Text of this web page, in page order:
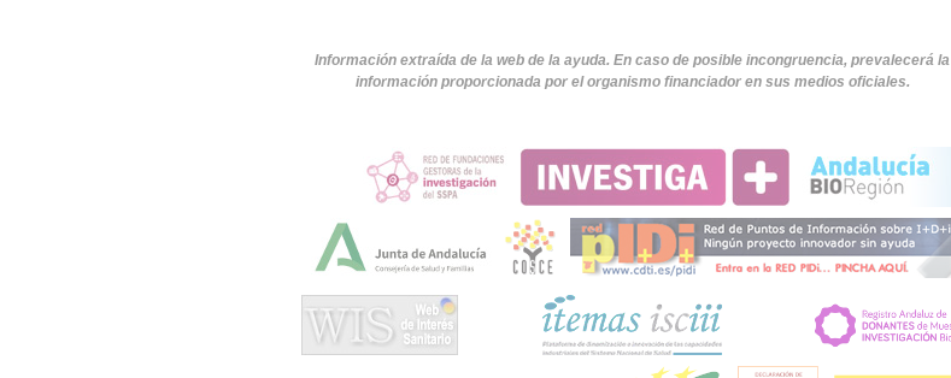
Información extraída de la web de la ayuda. En caso de posible incongruencia, prevalecerá la
información proporcionada por el organismo financiador en sus medios oficiales.